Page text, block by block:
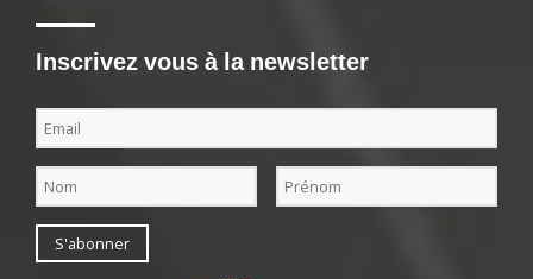
Inscrivez vous à la newsletter